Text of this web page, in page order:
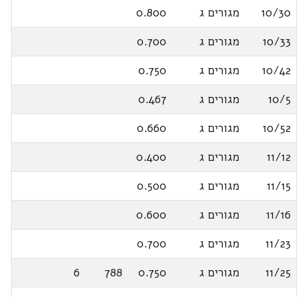
10/30
מגורים ג
0.800
10/33
מגורים ג
0.700
10/42
מגורים ג
0.750
10/5
מגורים ג
0.467
10/52
מגורים ג
0.660
11/12
מגורים ג
0.400
11/15
מגורים ג
0.500
11/16
מגורים ג
0.600
11/23
מגורים ג
0.700
11/25
מגורים ג 0.750
788
6